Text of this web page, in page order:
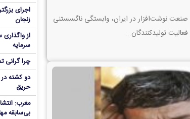
صنعت نوشت‌افزار در ایران، وابستگی ناگسستنی
تولیدکنندگان...
اجرای
زنجان
از واگذاری
سرمایه
چرا گرانی
دو کشته در
حریق
مغرب:
بی‌سابقه